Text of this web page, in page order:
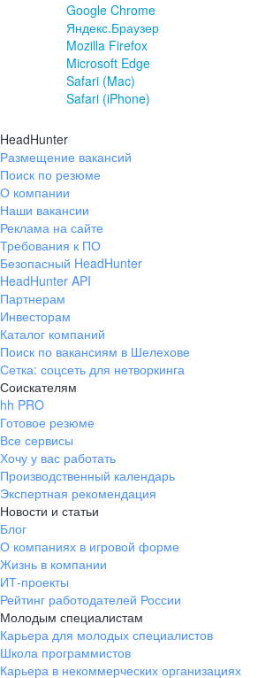
Google Chrome
Яндекс.Браузер
Mozilla Firefox
Microsoft Edge
Safari (Mac)
Safari (iPhone)
HeadHunter
Размещение вакансий
Поиск по резюме
О компании
Наши вакансии
Реклама на сайте
Требования к ПО
Безопасный HeadHunter
HeadHunter API
Партнерам
Инвесторам
Каталог компаний
Поиск по вакансиям в Шелехове
Сетка: соцсеть для нетворкинга
Соискателям
hh PRO
Готовое резюме
Все сервисы
Хочу у вас работать
Производственный календарь
Экспертная рекомендация
Новости и статьи
Блог
О компаниях в игровой форме
Жизнь в компании
ИТ-проекты
Рейтинг работодателей России
Молодым специалистам
Карьера для молодых специалистов
Школа программистов
Карьера в некоммерческих организациях